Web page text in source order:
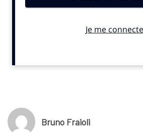
Bruno Fraioli